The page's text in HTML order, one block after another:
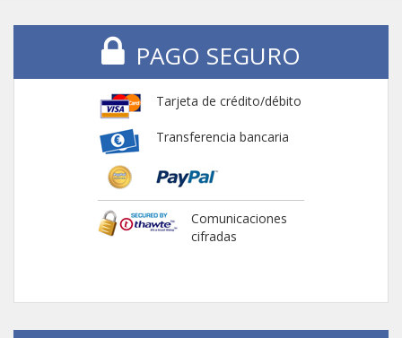
PAGO SEGURO
Tarjeta de crédito/débito
Transferencia bancaria
Comunicaciones
cifradas